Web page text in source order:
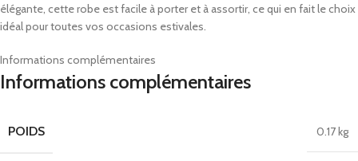
élégante, cette robe est facile à porter et à assortir, ce qui en fait le choix
idéal pour toutes vos occasions estivales.
Informations complémentaires
Informations complémentaires
POIDS 0.17 kg